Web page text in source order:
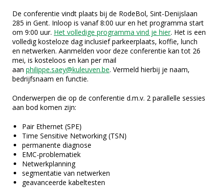
De conferentie vindt plaats bij de RodeBol, Sint-Denijslaan
285 in Gent. Inloop is vanaf 8:00 uur en het programma start
om 9:00 uur. Het volledige programma vind je hier. Het is een
volledig kosteloze dag inclusief parkeerplaats, koffie, lunch
en netwerken. Aanmelden voor deze conferentie kan tot 26
mei, is kosteloos en kan per mail
aan philippe.saey@kuleuven.be. Vermeld hierbij je naam,
bedrijfsnaam en functie.
Onderwerpen die op de conferentie d.m.v. 2 parallelle sessies
aan bod komen zijn:
Pair Ethernet (SPE)
Time Sensitive Networking (TSN)
permanente diagnose
EMC-problematiek
Netwerkplanning
segmentatie van netwerken
geavanceerde kabeltesten